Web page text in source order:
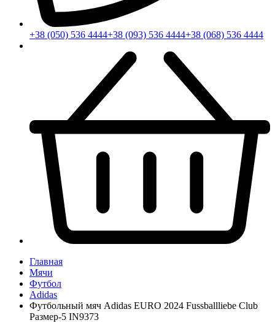
+38 (050) 536 4444+38 (093) 536 4444+38 (068) 536 4444
Главная
Мячи
Футбол
Adidas
Футбольный мяч Adidas EURO 2024 Fussballliebe Club
Размер-5 IN9373